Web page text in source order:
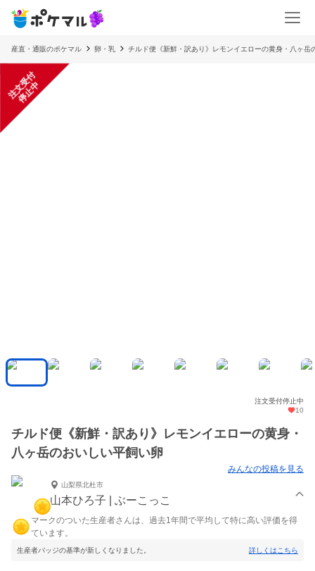
産直・通販のポケマル 卵・乳 チルド便《新鮮・訳あり》レモンイエローの黄身・八ヶ岳
注
文
受
付
停
止
中
注文受付停止中
10
チルド便《新鮮・訳あり》レモンイエローの黄身・
八ヶ岳のおいしい平飼い卵
みんなの投稿を見る
山梨県北杜市
山本ひろ子 | ぶーこっこ
マークのついた生産者さんは、過去1年間で平均して特に高い評価を得
ています。
生産者バッジの基準が新しくなりました。 詳しくはこちら